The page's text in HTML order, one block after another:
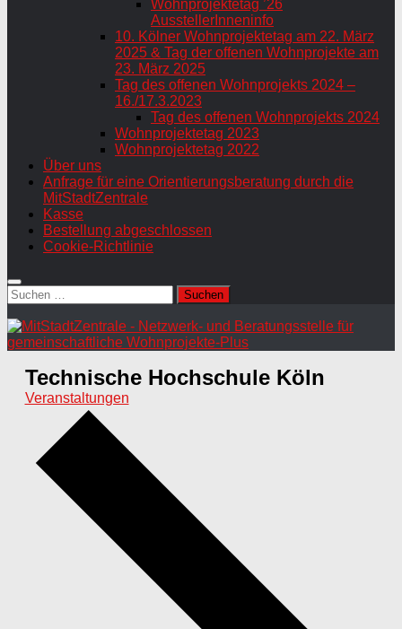
Wohnprojektetag ’26
AusstellerInneninfo
10. Kölner Wohnprojektetag am 22. März
2025 & Tag der offenen Wohnprojekte am
23. März 2025
Tag des offenen Wohnprojekts 2024 –
16./17.3.2023
Tag des offenen Wohnprojekts 2024
Wohnprojektetag 2023
Wohnprojektetag 2022
Über uns
Anfrage für eine Orientierungsberatung durch die
MitStadtZentrale
Kasse
Bestellung abgeschlossen
Cookie-Richtlinie
Suchen
nach:
Technische Hochschule Köln
Veranstaltungen